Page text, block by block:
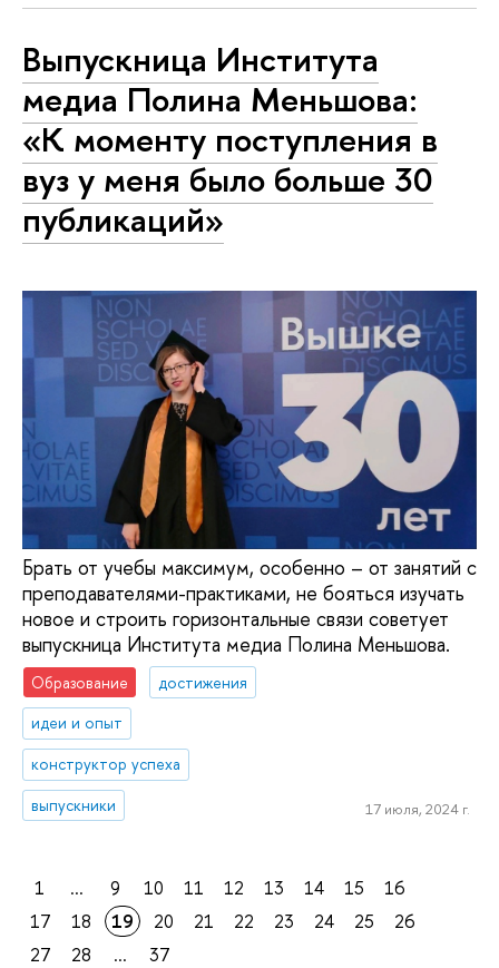
Выпускница Института
медиа Полина Меньшова:
«К моменту поступления в
вуз у меня было больше 30
публикаций»
Брать от учебы максимум, особенно – от занятий с
преподавателями-практиками, не бояться изучать
новое и строить горизонтальные связи советует
выпускница Института медиа Полина Меньшова.
Образование
достижения
идеи и опыт
конструктор успеха
выпускники
17 июля, 2024 г.
1 ... 9 10 11 12 13 14 15
16
17
18 19 20 21 22 23 24 25
26
27
28 ... 37